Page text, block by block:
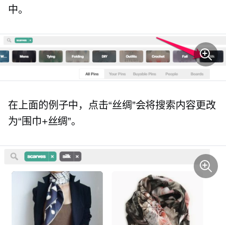
中。
在上面的例子中，点击“丝绸”会将搜索内容更改
为“围巾+丝绸”。